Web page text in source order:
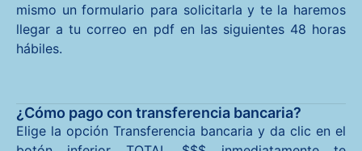
mismo un formulario para solicitarla y te la haremos
llegar a tu correo en pdf en las siguientes 48 horas
hábiles.
¿Cómo pago con transferencia bancaria?
Elige la opción Transferencia bancaria y da clic en el